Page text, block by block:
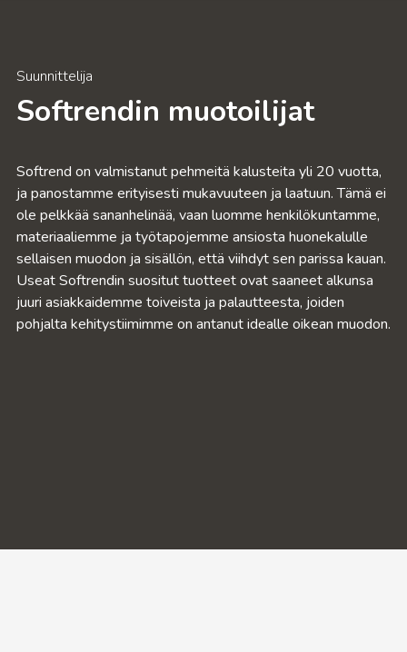
Suunnittelija
Softrendin muotoilijat
Softrend on valmistanut pehmeitä kalusteita yli 20 vuotta,
ja panostamme erityisesti mukavuuteen ja laatuun. Tämä ei
ole pelkkää sananhelinää, vaan luomme henkilökuntamme,
materiaaliemme ja työtapojemme ansiosta huonekalulle
sellaisen muodon ja sisällön, että viihdyt sen parissa kauan.
Useat Softrendin suositut tuotteet ovat saaneet alkunsa
juuri asiakkaidemme toiveista ja palautteesta, joiden
pohjalta kehitystiimimme on antanut idealle oikean muodon.